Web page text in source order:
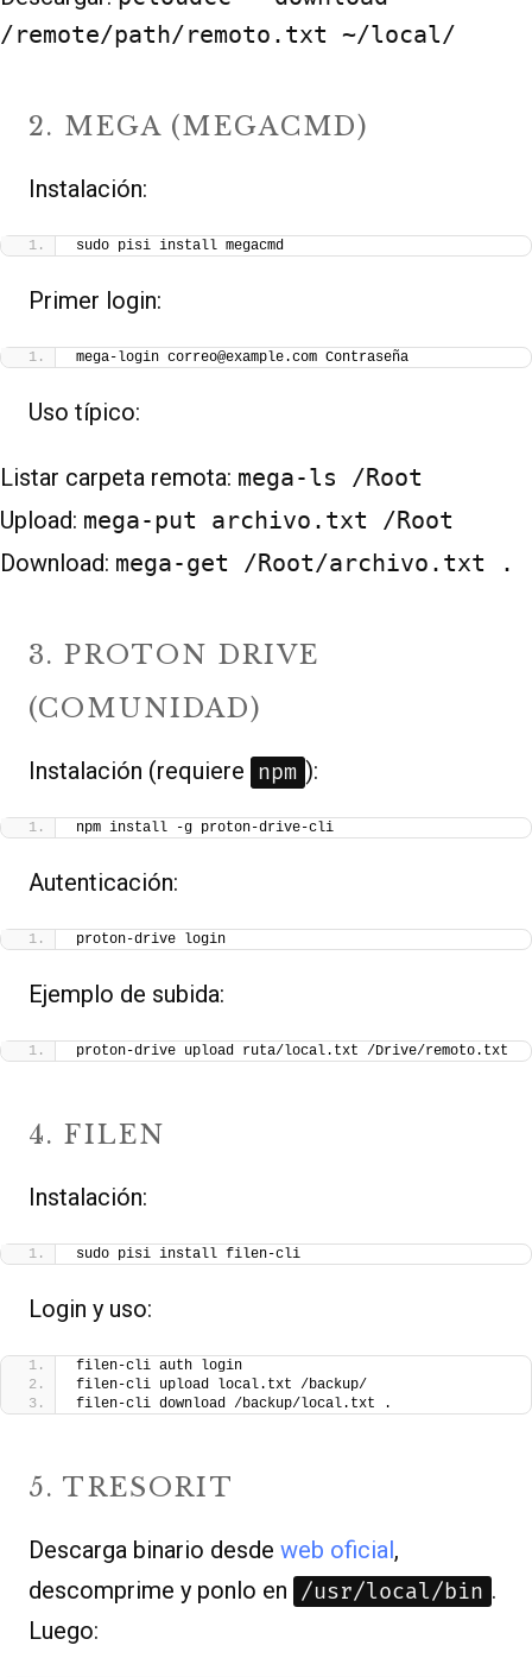
/remote/path/remoto.txt ~/local/
2. MEGA (MEGACMD)
Instalación:
sudo pisi install megacmd
Primer login:
mega-login correo@example.com Contraseña
Uso típico:
Listar carpeta remota: mega-ls /Root
Upload: mega-put archivo.txt /Root
Download: mega-get /Root/archivo.txt .
3. PROTON DRIVE
(COMUNIDAD)
Instalación (requiere npm ):
npm install -g proton-drive-cli
Autenticación:
proton-drive login
Ejemplo de subida:
proton-drive upload ruta/local.txt /Drive/remoto.txt
4. FILEN
Instalación:
sudo pisi install filen-cli
Login y uso:
filen-cli auth login
filen-cli upload local.txt /backup/
filen-cli download /backup/local.txt .
5. TRESORIT
Descarga binario desde web oficial,
descomprime y ponlo en /usr/local/bin .
Luego: